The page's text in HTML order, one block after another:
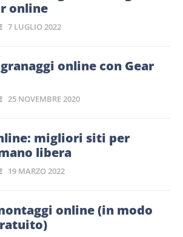
online
7 LUGLIO 2022
online con Gear
25 NOVEMBRE 2020
migliori siti per
libera
19 MARZO 2022
online (in modo